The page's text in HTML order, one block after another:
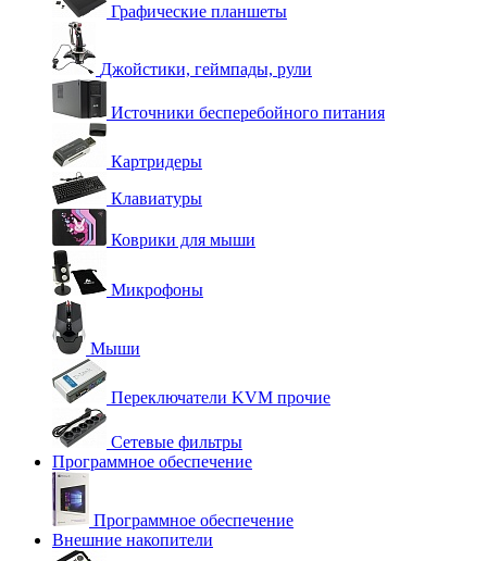
Графические планшеты
Джойстики, геймпады, рули
Источники бесперебойного питания
Картридеры
Клавиатуры
Коврики для мыши
Микрофоны
Мыши
Переключатели KVM прочие
Сетевые фильтры
Программное обеспечение
Программное обеспечение
Внешние накопители